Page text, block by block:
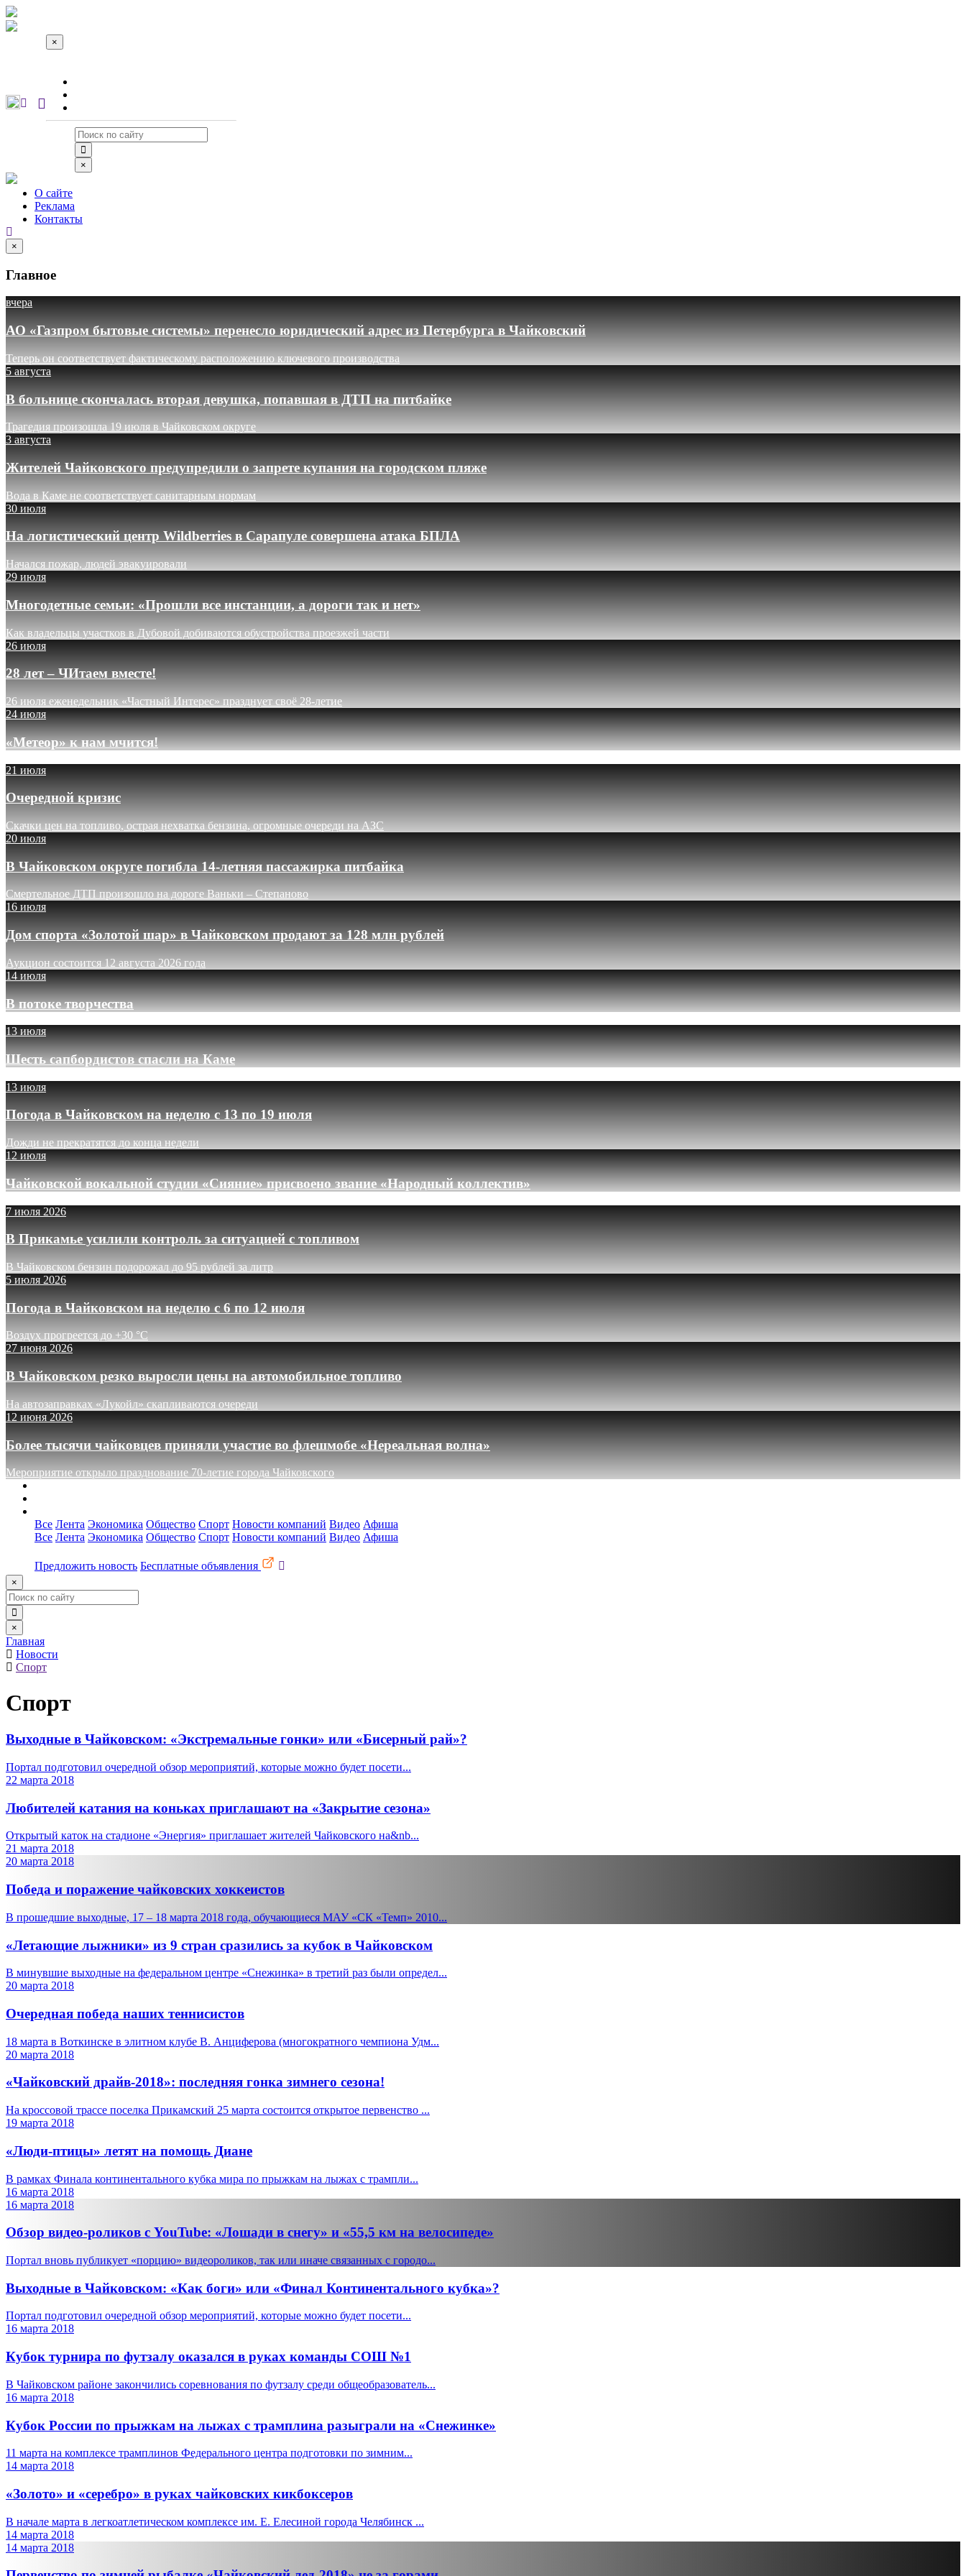
×
×
О сайте
Реклама
Контакты
×
Главное
вчера
АО «Газпром бытовые системы» перенесло юридический адрес из Петербурга в Чайковский
Теперь он соответствует фактическому расположению ключевого производства
5 августа
В больнице скончалась вторая девушка, попавшая в ДТП на питбайке
Трагедия произошла 19 июля в Чайковском округе
3 августа
Жителей Чайковского предупредили о запрете купания на городском пляже
Вода в Каме не соответствует санитарным нормам
30 июля
На логистический центр Wildberries в Сарапуле совершена атака БПЛА
Начался пожар, людей эвакуировали
29 июля
Многодетные семьи: «Прошли все инстанции, а дороги так и нет»
Как владельцы участков в Дубовой добиваются обустройства проезжей части
26 июля
28 лет – ЧИтаем вместе!
26 июля еженедельник «Частный Интерес» празднует своё 28-летие
24 июля
«Метеор» к нам мчится!
21 июля
Очередной кризис
Скачки цен на топливо, острая нехватка бензина, огромные очереди на АЗС
20 июля
В Чайковском округе погибла 14-летняя пассажирка питбайка
Смертельное ДТП произошло на дороге Ваньки – Степаново
16 июля
Дом спорта «Золотой шар» в Чайковском продают за 128 млн рублей
Аукцион состоится 12 августа 2026 года
14 июля
В потоке творчества
13 июля
Шесть сапбордистов спасли на Каме
13 июля
Погода в Чайковском на неделю с 13 по 19 июля
Дожди не прекратятся до конца недели
12 июля
Чайковской вокальной студии «Сияние» присвоено звание «Народный коллектив»
7 июля 2026
В Прикамье усилили контроль за ситуацией с топливом
В Чайковском бензин подорожал до 95 рублей за литр
5 июля 2026
Погода в Чайковском на неделю с 6 по 12 июля
Воздух прогреется до +30 °C
27 июня 2026
В Чайковском резко выросли цены на автомобильное топливо
На автозаправках «Лукойл» скапливаются очереди
12 июня 2026
Более тысячи чайковцев приняли участие во флешмобе «Нереальная волна»
Мероприятие открыло празднование 70-летие города Чайковского
Все Лента Экономика Общество Спорт Новости компаний Видео Афиша
Все Лента Экономика Общество Спорт Новости компаний Видео Афиша
Предложить новость Бесплатные объявления
×
×
Главная
Новости
Спорт
Спорт
Выходные в Чайковском: «Экстремальные гонки» или «Бисерный рай»?
Портал подготовил очередной обзор мероприятий, которые можно будет посети...
22 марта 2018
Любителей катания на коньках приглашают на «Закрытие сезона»
Открытый каток на стадионе «Энергия» приглашает жителей Чайковского на&nb...
21 марта 2018
20 марта 2018
Победа и поражение чайковских хоккеистов
В прошедшие выходные, 17 – 18 марта 2018 года, обучающиеся МАУ «СК «Темп» 2010...
«Летающие лыжники» из 9 стран сразились за кубок в Чайковском
В минувшие выходные на федеральном центре «Снежинка» в третий раз были определ...
20 марта 2018
Очередная победа наших теннисистов
18 марта в Воткинске в элитном клубе В. Анциферова (многократного чемпиона Удм...
20 марта 2018
«Чайковский драйв-2018»: последняя гонка зимнего сезона!
На кроссовой трассе поселка Прикамский 25 марта состоится открытое первенство ...
19 марта 2018
«Люди-птицы» летят на помощь Диане
В рамках Финала континентального кубка мира по прыжкам на лыжах с трампли...
16 марта 2018
16 марта 2018
Обзор видео-роликов с YouTube: «Лошади в снегу» и «55,5 км на велосипеде»
Портал вновь публикует «порцию» видеороликов, так или иначе связанных с городо...
Выходные в Чайковском: «Как боги» или «Финал Континентального кубка»?
Портал подготовил очередной обзор мероприятий, которые можно будет посети...
16 марта 2018
Кубок турнира по футзалу оказался в руках команды СОШ №1
В Чайковском районе закончились соревнования по футзалу среди общеобразователь...
16 марта 2018
Кубок России по прыжкам на лыжах с трамплина разыграли на «Снежинке»
11 марта на комплексе трамплинов Федерального центра подготовки по зимним...
14 марта 2018
«Золото» и «серебро» в руках чайковских кикбоксеров
В начале марта в легкоатлетическом комплексе им. Е. Елесиной города Челябинск ...
14 марта 2018
14 марта 2018